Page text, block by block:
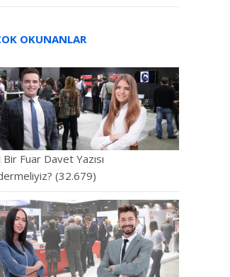
OKUNANLAR
Bir Fuar Davet Yazısı
(32.679)